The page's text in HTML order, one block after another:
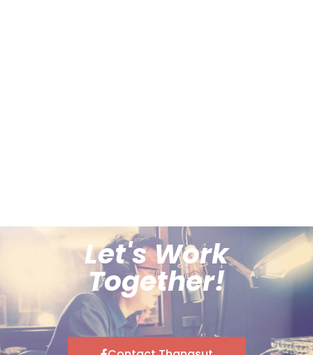
Let's Work
Together!